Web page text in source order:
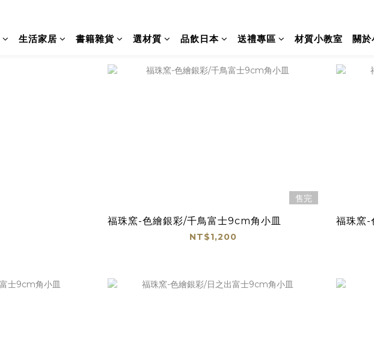
生活家居 書籍雜貨 選材質 品飲日本 送禮專區 材質小教室 關於
售完
福珠窯-色繪銀彩/千鳥富士9cm角小皿
NT$1,200
福珠窯-